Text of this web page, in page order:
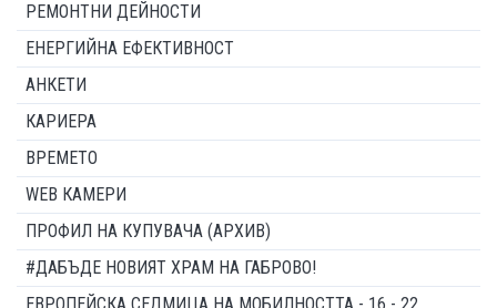
РЕМОНТНИ ДЕЙНОСТИ
ЕНЕРГИЙНА ЕФЕКТИВНОСТ
АНКЕТИ
КАРИЕРА
ВРЕМЕТО
WEB КАМЕРИ
ПРОФИЛ НА КУПУВАЧА (АРХИВ)
#ДАБЪДЕ НОВИЯТ ХРАМ НА ГАБРОВО!